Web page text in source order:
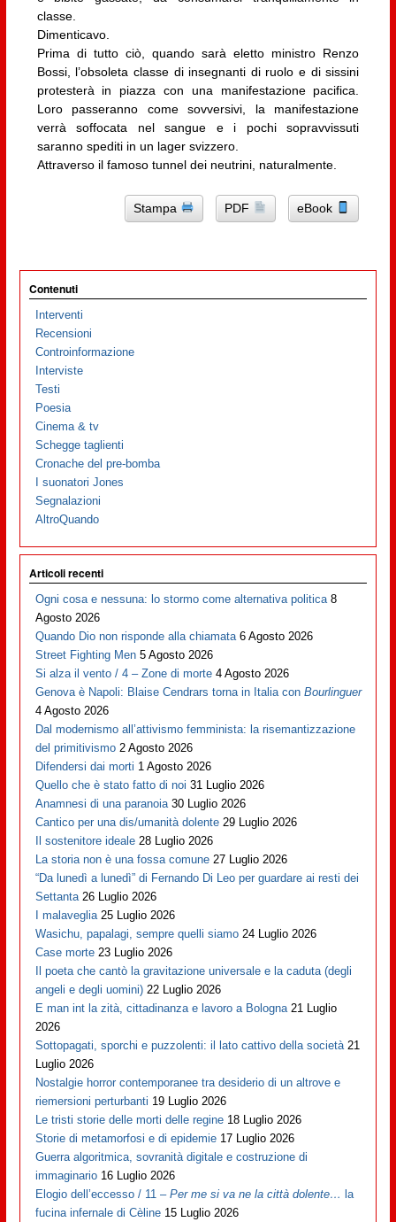
classe.
Dimenticavo.
Prima di tutto ciò, quando sarà eletto ministro Renzo
Bossi, l’obsoleta classe di insegnanti di ruolo e di sissini
protesterà in piazza con una manifestazione pacifica.
Loro passeranno come sovversivi, la manifestazione
verrà soffocata nel sangue e i pochi sopravvissuti
saranno spediti in un lager svizzero.
Attraverso il famoso tunnel dei neutrini, naturalmente.
Stampa PDF eBook
Contenuti
Interventi
Recensioni
Controinformazione
Interviste
Testi
Poesia
Cinema & tv
Schegge taglienti
Cronache del pre-bomba
I suonatori Jones
Segnalazioni
AltroQuando
Articoli recenti
Ogni cosa e nessuna: lo stormo come alternativa politica 8
Agosto 2026
Quando Dio non risponde alla chiamata 6 Agosto 2026
Street Fighting Men 5 Agosto 2026
Si alza il vento / 4 – Zone di morte 4 Agosto 2026
Genova è Napoli: Blaise Cendrars torna in Italia conBourlinguer
4 Agosto 2026
Dal modernismo all’attivismo femminista: la risemantizzazione
del primitivismo 2 Agosto 2026
Difendersi dai morti 1 Agosto 2026
Quello che è stato fatto di noi 31 Luglio 2026
Anamnesi di una paranoia 30 Luglio 2026
Cantico per una dis/umanità dolente 29 Luglio 2026
Il sostenitore ideale 28 Luglio 2026
La storia non è una fossa comune 27 Luglio 2026
“Da lunedì a lunedì” di Fernando Di Leo per guardare ai resti dei
Settanta 26 Luglio 2026
I malaveglia 25 Luglio 2026
Wasichu, papalagi, sempre quelli siamo 24 Luglio 2026
Case morte 23 Luglio 2026
Il poeta che cantò la gravitazione universale e la caduta (degli
angeli e degli uomini) 22 Luglio 2026
E man int la zità, cittadinanza e lavoro a Bologna 21 Luglio
2026
Sottopagati, sporchi e puzzolenti: il lato cattivo della società 21
Luglio 2026
Nostalgie horror contemporanee tra desiderio di un altrove e
riemersioni perturbanti 19 Luglio 2026
Le tristi storie delle morti delle regine 18 Luglio 2026
Storie di metamorfosi e di epidemie 17 Luglio 2026
Guerra algoritmica, sovranità digitale e costruzione di
immaginario 16 Luglio 2026
Elogio dell’eccesso / 11 –Per me si va ne la città dolente… la
fucina infernale di Cèline 15 Luglio 2026